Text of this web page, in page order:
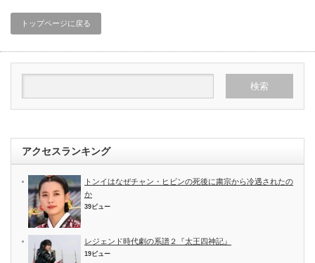
トップページに戻る
アクセスランキング
トンイはなぜチャン・ヒビンの死後に粛宗から冷遇されたの
か
39ビュー
レジェンド時代劇の系譜２『太王四神記』
19ビュー